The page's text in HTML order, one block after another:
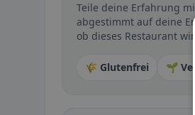
Teile deine Erfahrung
abgestimmt auf deine
ob dieses Restaurant
🌾 Glutenfrei 🌱